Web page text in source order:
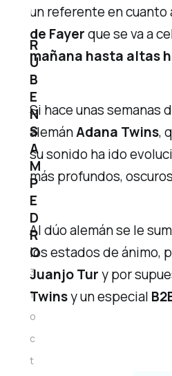
un referente en cuanto
de Fayerque se va a
mañana hasta altas
Si hace unas semanas
alemánAdana Twins,
su sonido ha ido
más profundos,
Al dúo alemán se le
los estados de ánimo,
Juanjo Tury por
Twinsy un especial
R
U
B
E
N
S
A
M
P
E
D
R
O
3
1
o
c
t